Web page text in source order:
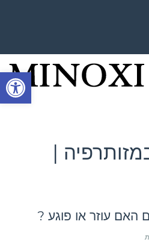
פתח
מזותרפיה |
האם עוזר או פוגע ?